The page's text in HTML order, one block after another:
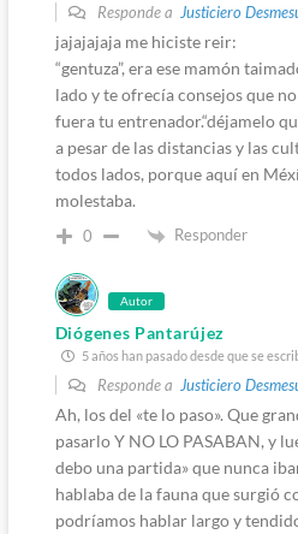
Responde a Justiciero
jajajajaja me hiciste reir:
“gentuza”, era ese mamón
lado y te ofrecía consejos que
fuera tu entrenador.“déjamelo
a pesar de las distancias y las
todos lados, porque aquí en
molestaba.
0 Responder
Autor
Diógenes Pantarújez
5 años han pasado desde que se
Responde a Justiciero
Ah, los del «te lo paso». Que
pasarlo Y NO LO PASABAN, y
debo una partida» que nunca
hablaba de la fauna que surgió
podríamos hablar largo y